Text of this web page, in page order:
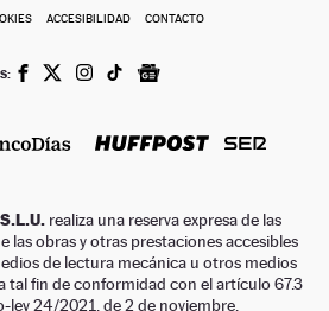
ACCESIBILIDAD CONTACTO
realiza una reserva expresa de las
las obras y otras prestaciones accesibles
de lectura mecánica u otros medios
tal fin de conformidad con el artículo 67.3
ley 24/2021, de 2 de noviembre.